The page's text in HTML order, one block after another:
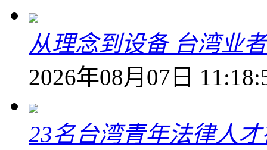
从理念到设备 台湾业
2026年08月07日
23名台湾青年法律人